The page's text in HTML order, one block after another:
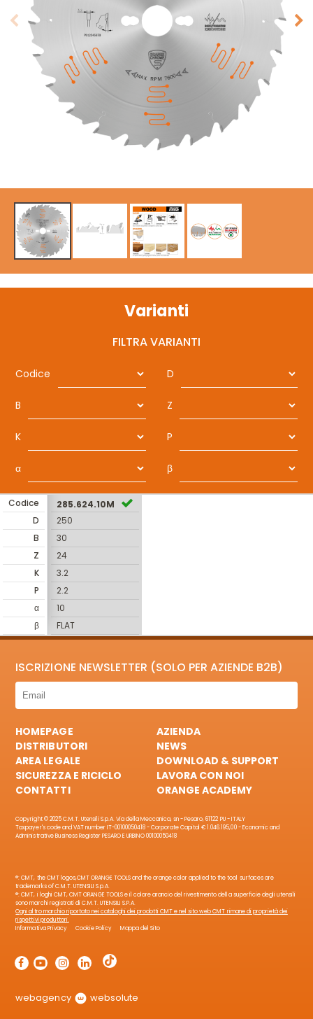
Varianti
FILTRA VARIANTI
Codice D
B Z
K P
α β
Codice
D
B
Z
K
P
α
β
285.624.10M
250
30
24
3.2
2.2
10
FLAT
ISCRIZIONE NEWSLETTER (SOLO PER AZIENDE B2B)
HOMEPAGE
AZIENDA
DISTRIBUTORI
NEWS
AREA LEGALE
DOWNLOAD & SUPPORT
SICUREZZA E RICICLO
LAVORA CON NOI
CONTATTI
ORANGE ACADEMY
Copyright © 2025 C.M.T. Utensili S.p.A. Via della Meccanica, sn - Pesaro, 61122 PU - ITALY
Taxpayer's code and VAT number IT-00100050418 - Corporate Capital € 1.046.195,00 - Economic and
Administrative Business Register PESARO E URBINO 00100050418
®: CMT, the CMT logos,CMT ORANGE TOOLS and the orange color applied to the tool surfaces are
trademarks of C.M.T. UTENSILI S.p.A.
®: CMT, i loghi CMT, CMT ORANGE TOOLS e il colore arancio del rivestimento della superficie degli utensili
sono marchi registrati di C.M.T. UTENSILI S.P.A.
Ogni altro marchio riportato nei cataloghi dei prodotti CMT e nel sito web CMT rimane di proprietà dei
rispettivi produttori.
Informativa Privacy
Cookie Policy Mappa del Sito
webagency websolute